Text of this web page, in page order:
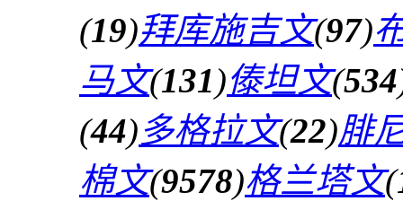
(19)拜库施吉文(97)
马文(131)傣坦文(534
(44)多格拉文(22)腓
棉文(9578)格兰塔文(